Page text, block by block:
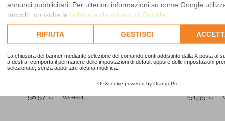
annunci pubblicitari. Per ulteriori informazioni su come Google
raccolti, consulta la politica sulla privacy di Google
Consulta l'informativa cookie completa.
RIFIUTA GESTISCI
La chiusura del banner mediante selezione del comando contraddistinto dalla X posta al
a destra, comporta il permanere delle impostazioni di default oppure delle impostazioni
selezionate, senza apportare alcuna modifica.
OPXcookie powered by OrangePix
Odot Automation
Modulo I/O digitale ODOT CT-122F
Prezzo
58,57 € Iva escl.
Odot
Prezzo
191,59 €